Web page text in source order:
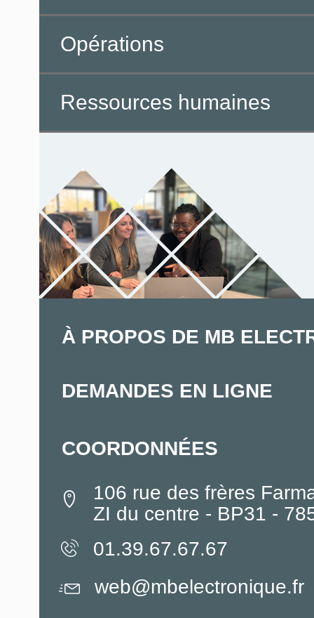
Opérations
Ressources humaines
À PROPOS DE MB
DEMANDES EN LIGNE
COORDONNÉES
106 rue des frères
ZI du centre - BP31 -
01.39.67.67.67
web@mbelectronique.fr